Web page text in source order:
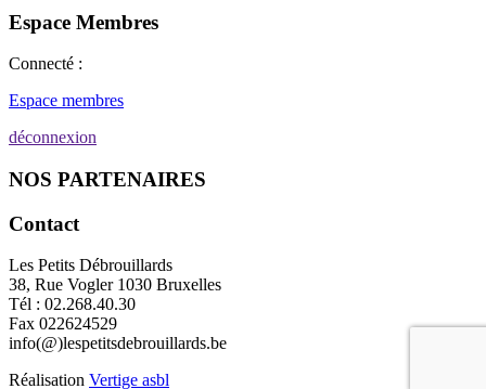
Espace Membres
Connecté :
Espace membres
déconnexion
NOS PARTENAIRES
Contact
Les Petits Débrouillards
38, Rue Vogler 1030 Bruxelles
Tél : 02.268.40.30
Fax 022624529
info(@)lespetitsdebrouillards.be
Réalisation Vertige asbl